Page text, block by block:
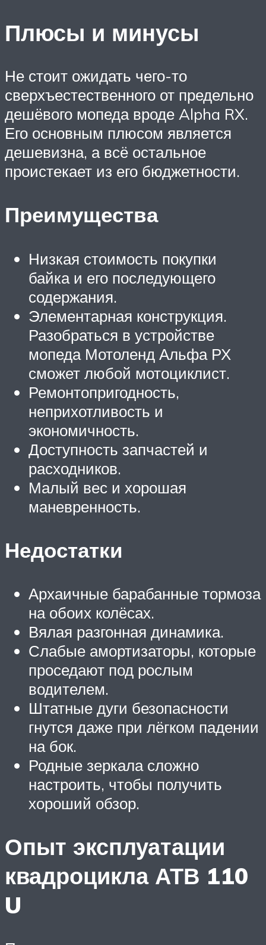
Плюсы и минусы
Не стоит ожидать чего-то
сверхъестественного от предельно
дешёвого мопеда вроде Alpha RX.
Его основным плюсом является
дешевизна, а всё остальное
проистекает из его бюджетности.
Преимущества
Низкая стоимость покупки
байка и его последующего
содержания.
Элементарная конструкция.
Разобраться в устройстве
мопеда Мотоленд Альфа РХ
сможет любой мотоциклист.
Ремонтопригодность,
неприхотливость и
экономичность.
Доступность запчастей и
расходников.
Малый вес и хорошая
маневренность.
Недостатки
Архаичные барабанные тормоза
на обоих колёсах.
Вялая разгонная динамика.
Слабые амортизаторы, которые
проседают под рослым
водителем.
Штатные дуги безопасности
гнутся даже при лёгком падении
на бок.
Родные зеркала сложно
настроить, чтобы получить
хороший обзор.
Опыт эксплуатации
квадроцикла АТВ 110
U